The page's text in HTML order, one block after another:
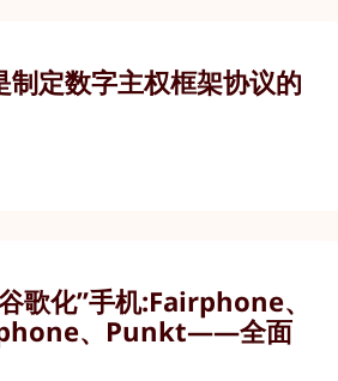
制定数字主权框架协议的
歌化”手机:Fairphone、
、Punkt——全面